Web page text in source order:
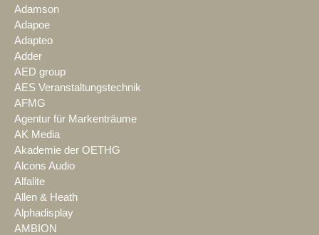
Adamson
Adapoe
Adapteo
Adder
AED group
AES Veranstaltungstechnik
AFMG
Agentur für Markenträume
AK Media
Akademie der OETHG
Alcons Audio
Alfalite
Allen & Heath
Alphadisplay
AMBION